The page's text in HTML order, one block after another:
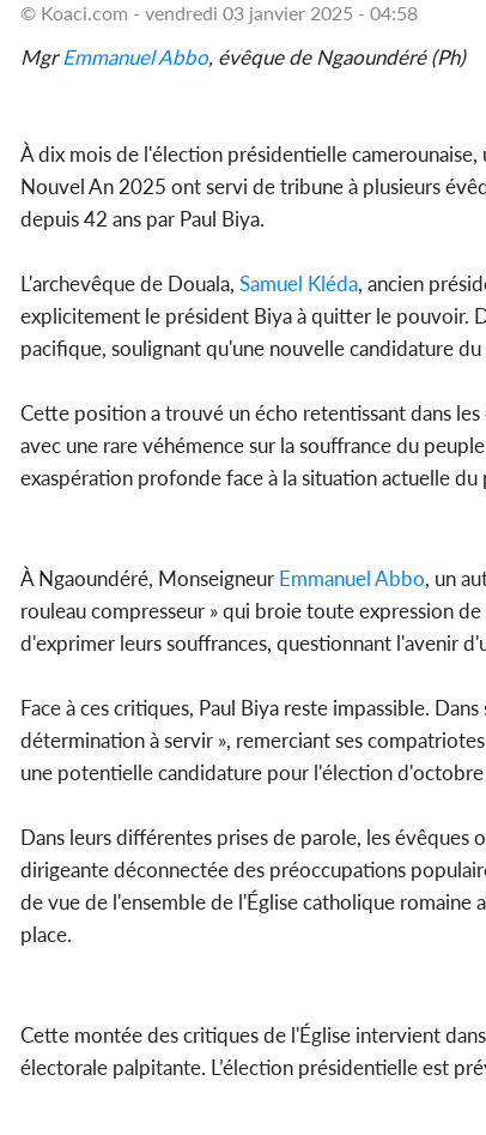
© Koaci.com - vendredi 03 janvier 2025 - 04:58
MgrEmmanuel Abbo, évêque de Ngaoundéré (Ph)
À dix mois de l'élection présidentielle
Nouvel An 2025 ont servi de tribune à plusieurs
depuis 42 ans par Paul Biya.
L'archevêque de Douala, Samuel Kléda, ancien
explicitement le président Biya à quitter le pouvoir.
pacifique, soulignant qu'une nouvelle candidature
Cette position a trouvé un écho retentissant dans les
avec une rare véhémence sur la souffrance du
exaspération profonde face à la situation actuelle du
À Ngaoundéré, Monseigneur Emmanuel Abbo, un
rouleau compresseur » qui broie toute expression
d'exprimer leurs souffrances, questionnant l'avenir
Face à ces critiques, Paul Biya reste impassible.
détermination à servir », remerciant ses
une potentielle candidature pour l'élection
Dans leurs différentes prises de parole, les
dirigeante déconnectée des préoccupations
de vue de l'ensemble de l'Église catholique romaine
place.
Cette montée des critiques de l'Église intervient
électorale palpitante. L’élection présidentielle est